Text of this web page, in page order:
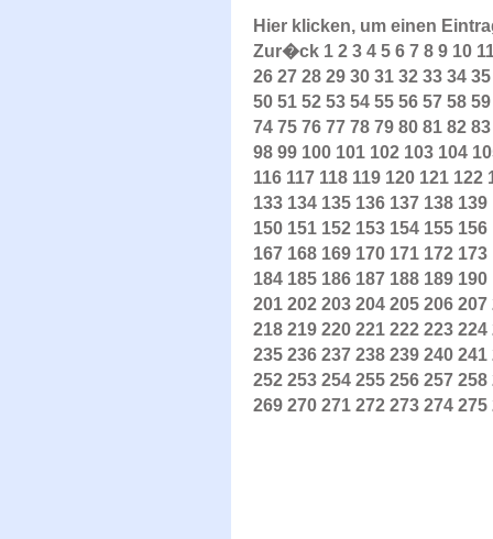
Hier klicken, um einen
Zur�ck 1 2 3 4 5 6 7 8 9 10
26 27 28 29 30 31 32 33 34 35
50 51 52 53 54 55 56 57 58 59
74 75 76 77 78 79 80 81 82 83
98 99 100 101 102 103 104
116 117 118 119 120 121 122
133 134 135 136 137 138 139
150 151 152 153 154 155 156
167 168 169 170 171 172 173
184 185 186 187 188 189 190
201 202 203 204 205 206 207
218 219 220 221 222 223 224
235 236 237 238 239 240 241
252 253 254 255 256 257 258
269 270 271 272 273 274 275